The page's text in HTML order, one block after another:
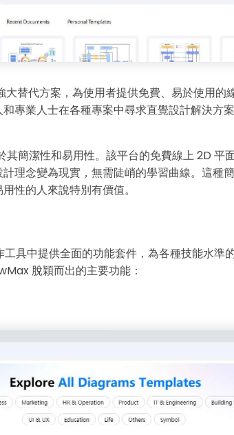
替代方案，為使用者提供免費、易於使用的
專業人士在各種專案中尋求直覺設計解決方
簡潔性和易用性。該平台的免費線上 2D 平
理念變為現實，無需陡峭的學習曲線。這種
性的人來說特別有價值。
具中提供全面的功能套件，為各種技能水準
脫穎而出的主要功能：
EdrawMax